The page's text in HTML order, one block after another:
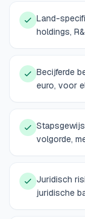
Land-
holdings,
Becijferde
euro, voor
volgorde,
Juridisch
juridische